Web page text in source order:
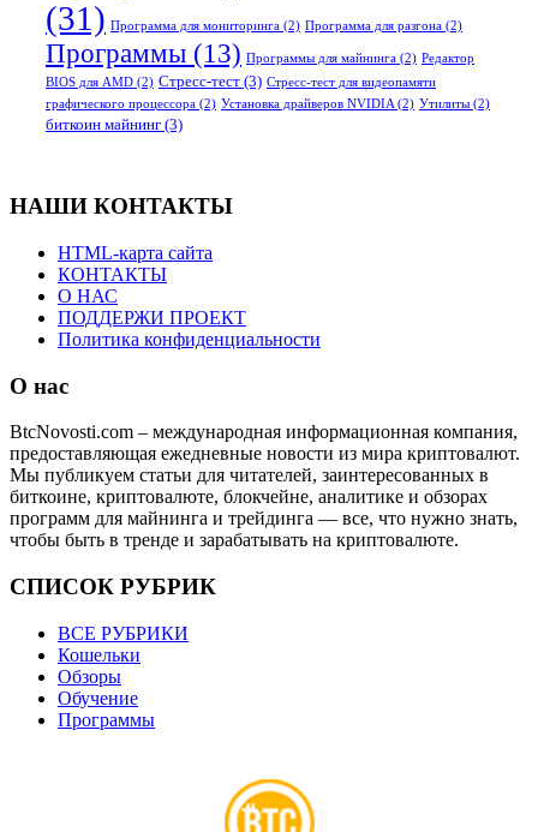
(31) Программа для мониторинга (2) Программа для разгона (2)
Программы (13) Программы для майнинга (2) Редактор
BIOS для AMD (2) Стресс-тест (3) Стресс-тест для видеопамяти
графического процессора (2) Установка драйверов NVIDIA(2) Утилиты (2)
биткоин майнинг (3)
НАШИ КОНТАКТЫ
HTML-карта сайта
КОНТАКТЫ
О НАС
ПОДДЕРЖИ ПРОЕКТ
Политика конфиденциальности
О нас
BtcNovosti.com – международная информационная компания,
предоставляющая ежедневные новости из мира криптовалют.
Мы публикуем статьи для читателей, заинтересованных в
биткоине, криптовалюте, блокчейне, аналитике и обзорах
программ для майнинга и трейдинга — все, что нужно знать,
чтобы быть в тренде и зарабатывать на криптовалюте.
СПИСОК РУБРИК
ВСЕ РУБРИКИ
Кошельки
Обзоры
Обучение
Программы